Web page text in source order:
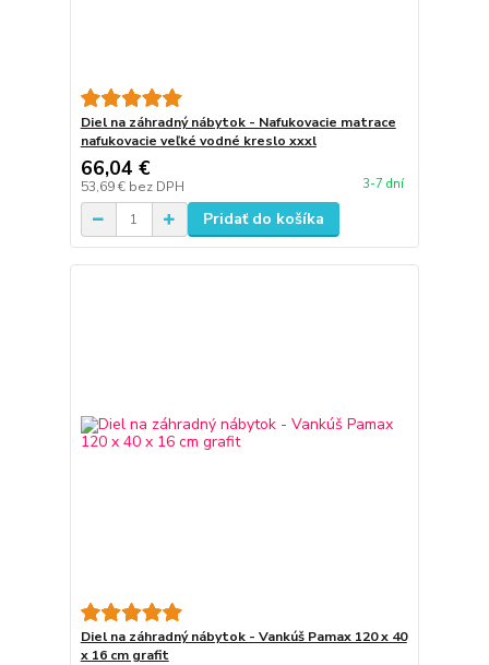
Diel na záhradný nábytok - Nafukovacie matrace
nafukovacie veľké vodné kreslo xxxl
66,04 €
53,69 € bez DPH 3-7 dní
Pridať do košíka
Diel na záhradný nábytok - Vankúš Pamax 120 x 40
x 16 cm grafit